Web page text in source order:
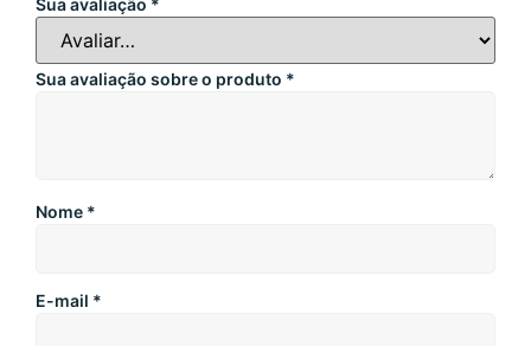
Sua avaliação *
Sua avaliação sobre o produto *
Nome *
E-mail *